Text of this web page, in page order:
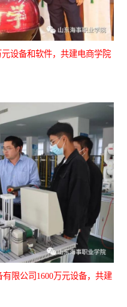
元设备和软件，共建电商学院
限公司 1600万元设备，共建